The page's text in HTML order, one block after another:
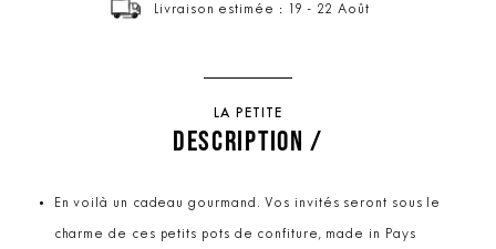
Livraison estimée : 19 - 22 Août
LA PETITE
DESCRIPTION /
En voilà un cadeau gourmand. Vos invités seront sous le
charme de ces petits pots de confiture, made in Pays